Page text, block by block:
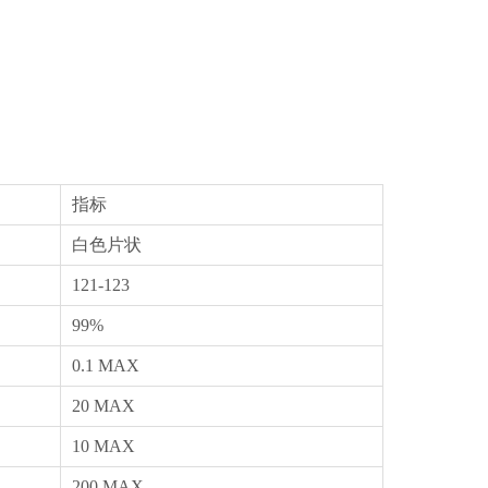
指标
白色片状
121-123
99%
0.1 MAX
20 MAX
10 MAX